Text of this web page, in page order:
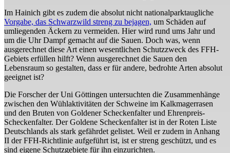
Im Hainich gibt es zudem die absolut nicht nationalparktaugliche
Vorgabe, das Schwarzwild streng zu bejagen, um Schäden auf
umliegenden Äckern zu vermeiden. Hier wird rund ums Jahr und
um die Uhr Dampf gemacht auf die Sauen. Doch was, wenn
ausgerechnet diese Art einen wesentlichen Schutzzweck des FFH-
Gebiets erfüllen hilft? Wenn ausgerechnet die Sauen den
Lebensraum so gestalten, dass er für andere, bedrohte Arten absolut
geeignet ist?
Die Forscher der Uni Göttingen untersuchten die Zusammenhänge
zwischen den Wühlaktivitäten der Schweine im Kalkmagerrasen
und den Bruten von Goldener Scheckenfalter und Ehrenpreis-
Scheckenfalter. Der Goldene Scheckenfalter ist in der Roten Liste
Deutschlands als stark gefährdet gelistet. Weil er zudem in Anhang
II der FFH-Richtlinie aufgeführt ist, ist er streng geschützt, und es
sind eigene Schutzgebiete für ihn einzurichten.